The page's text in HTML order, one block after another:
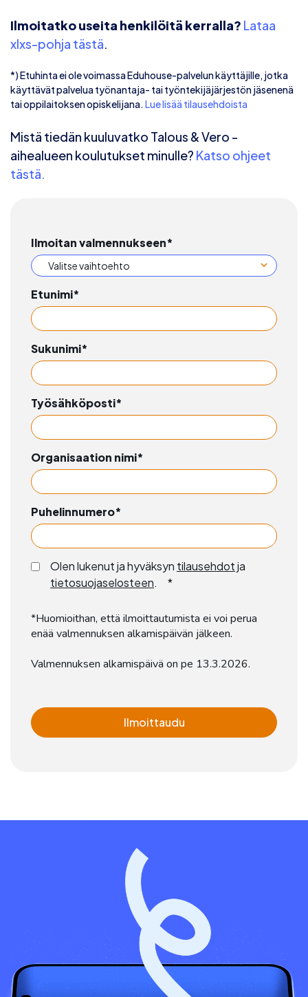
Ilmoitatko useita henkilöitä kerralla? Lataa
xlxs-pohja tästä.
*) Etuhinta ei ole voimassa Eduhouse-palvelun käyttäjille, jotka
käyttävät palvelua työnantaja- tai työntekijäjärjestön jäsenenä
tai oppilaitoksen opiskelijana. Lue lisää tilausehdoista
Mistä tiedän kuuluvatko Talous & Vero -
aihealueen koulutukset minulle? Katso ohjeet
tästä.
Ilmoitan valmennukseen*
Etunimi*
Sukunimi*
Työsähköposti*
Organisaation nimi*
Puhelinnumero*
Olen lukenut ja hyväksyn tilausehdotja
tietosuojaselosteen. *
*Huomioithan, että ilmoittautumista ei voi perua
enää valmennuksen alkamispäivän jälkeen.
Valmennuksen alkamispäivä on pe 13.3.2026.